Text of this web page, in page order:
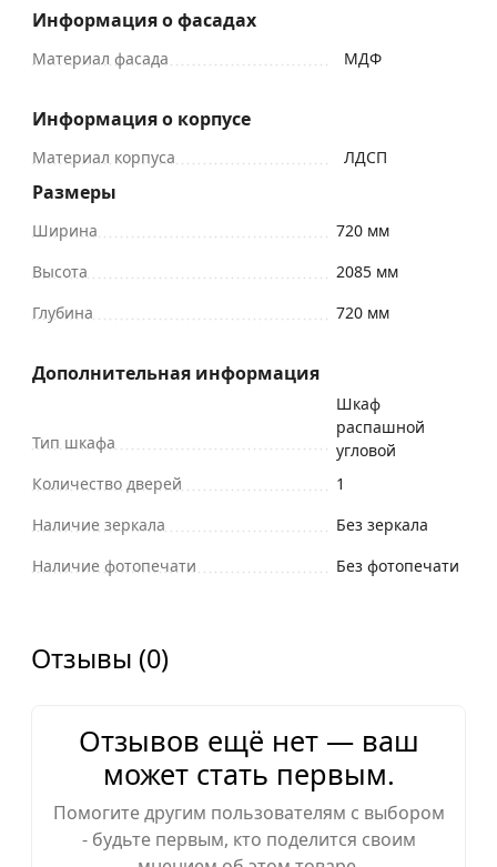
Информация о фасадах
Материал фасада МДФ
Информация о корпусе
Материал корпуса ЛДСП
Размеры
Ширина
720 мм
Высота
2085 мм
Глубина
720 мм
Дополнительная информация
Тип шкафа
Шкаф
распашной
угловой
Количество дверей
1
Наличие зеркала
Без зеркала
Наличие фотопечати
Без фотопечати
Отзывы (0)
Отзывов ещё нет — ваш
может стать первым.
Помогите другим пользователям с выбором
- будьте первым, кто поделится своим